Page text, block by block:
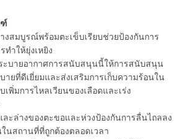
งสมบูรณ์พร้อมตะเข็บเรียบช่วยป้องกันการ
ทำให้ยุ่งเหยิง
ะบายอากาศการสนับสนุนนี้ให้การสนับสนุน
ยที่ดีเยี่ยมและส่งเสริมการเก็บความร้อนใน
พิ่มการไหลเวียนของเลือดและเร่ง
ะล่างของตะขอและห่วงป้องกันการลื่นไถลลง
นสถานที่ที่ถูกต้องตลอดเวลา